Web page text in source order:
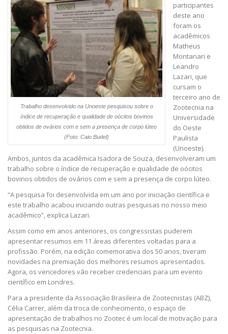
Trabalho desenvolvido na Unoeste pesquisou sobre o
índice de recuperação e qualidade de oócitos bovinos
obtidos de ovários com e sem a presença de corpo lúteo
(Foto: Caio Budel)
participantes
deste ano
foram os
acadêmicos
Matheus
Montanari e
Leandro
Lazari, que
cursam o
terceiro ano de
Zootecnia na
Universidade
do Oeste
Paulista
(Unoeste).
Ambos, juntos da acadêmica Isadora de Souza, desenvolveram um
trabalho sobre o índice de recuperação e qualidade de oócitos
bovinos obtidos de ovários com e sem a presença de corpo lúteo.
“A pesquisa foi desenvolvida em um ano por iniciação científica e
este trabalho acabou iniciando outras pesquisas no nosso meio
acadêmico”, explica Lazari.
Assim como em anos anteriores, os congressistas puderem
apresentar resumos em 11 áreas diferentes voltadas para a
profissão. Porém, na edição comemorativa dos 50 anos, tiveram
novidades na premiação dos melhores resumos apresentados.
Agora, os vencedores vão receber credenciais para um evento
científico em Londres.
Para a presidente da Associação Brasileira de Zootecnistas (ABZ),
Célia Carrer, além da troca de conhecimento, o espaço de
apresentação de trabalhos no Zootec é um local de motivação para
as pesquisas na Zootecnia.